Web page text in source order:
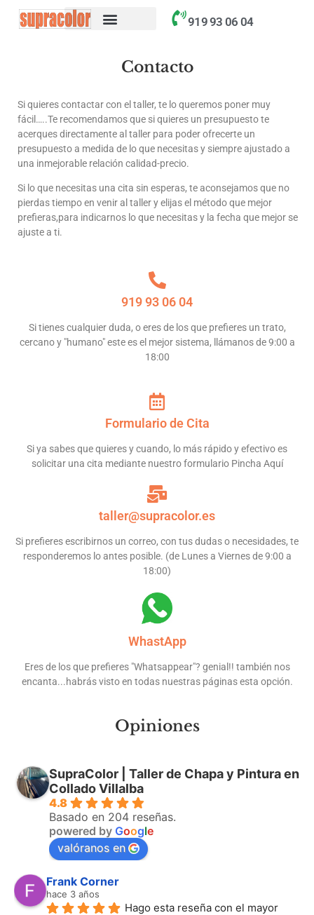
contenido
919 93 06 04
Contacto
Si quieres contactar con el taller, te lo queremos poner muy
fácil…..Te recomendamos que si quieres un presupuesto te
acerques directamente al taller para poder ofrecerte un
presupuesto a medida de lo que necesitas y siempre ajustado a
una inmejorable relación calidad-precio.
Si lo que necesitas una cita sin esperas, te aconsejamos que no
pierdas tiempo en venir al taller y elijas el método que mejor
prefieras,para indicarnos lo que necesitas y la fecha que mejor se
ajuste a ti.
919 93 06 04
Si tienes cualquier duda, o eres de los que prefieres un trato,
cercano y "humano" este es el mejor sistema, llámanos de 9:00 a
18:00
Formulario de Cita
Si ya sabes que quieres y cuando, lo más rápido y efectivo es
solicitar una cita mediante nuestro formulario Pincha Aquí
taller@supracolor.es
Si prefieres escribirnos un correo, con tus dudas o necesidades, te
responderemos lo antes posible. (de Lunes a Viernes de 9:00 a
18:00)
WhastApp
Eres de los que prefieres "Whatsappear"? genial!! también nos
encanta...habrás visto en todas nuestras páginas esta opción.
Opiniones
SupraColor | Taller de Chapa y Pintura en
Collado Villalba
4.8
Basado en 204 reseñas.
powered by Google
valóranos en
Frank Corner
hace 3 años
Hago esta reseña con el mayor